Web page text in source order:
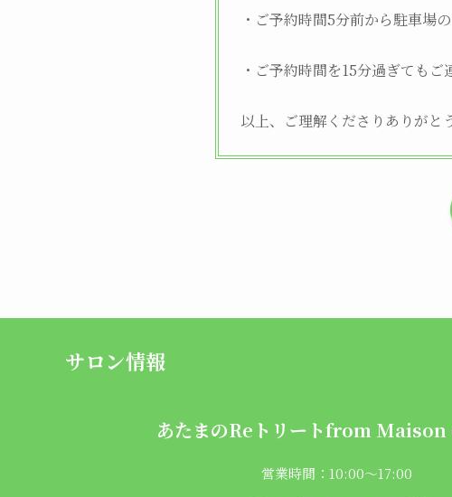
・ご予約時間5分前から駐車場
・ご予約時間を15分過ぎても
以上、ご理解くださりありがと
サロン情報
あたまのReトリートfrom Maison
営業時間：10:00〜17:00